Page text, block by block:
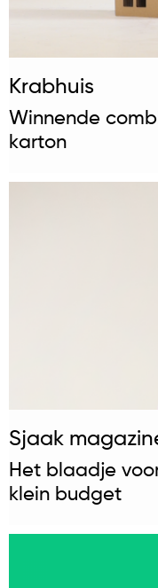
Krabhuis
Winnende
karton
Sjaak
Het blaadje
klein budget